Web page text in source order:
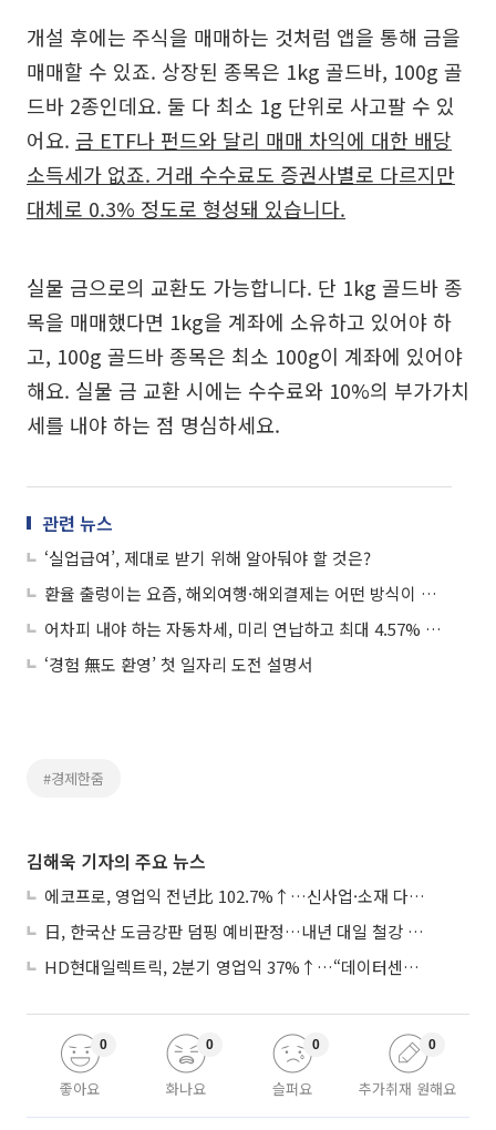
개설 후에는 주식을 매매하는 것처럼 앱을 통해 금을
매매할 수 있죠. 상장된 종목은 1kg 골드바, 100g 골
드바 2종인데요. 둘 다 최소 1g 단위로 사고팔 수 있
어요. 금 ETF나 펀드와 달리 매매 차익에 대한 배당
소득세가 없죠. 거래 수수료도 증권사별로 다르지만
대체로 0.3% 정도로 형성돼 있습니다.
실물 금으로의 교환도 가능합니다. 단 1kg 골드바 종
목을 매매했다면 1kg을 계좌에 소유하고 있어야 하
고, 100g 골드바 종목은 최소 100g이 계좌에 있어야
해요. 실물 금 교환 시에는 수수료와 10%의 부가가치
세를 내야 하는 점 명심하세요.
관련 뉴스
‘실업급여’, 제대로 받기 위해 알아둬야 할 것은?
환율 출렁이는 요즘, 해외여행·해외결제는 어떤 방식이 좋을까?
어차피 내야 하는 자동차세, 미리 연납하고 최대 4.57% 할인받자
‘경험 無도 환영’ 첫 일자리 도전 설명서
#경제한줌
김해욱 기자의 주요 뉴스
에코프로, 영업익 전년比 102.7%↑…신사업·소재 다각화 박차
日, 한국산 도금강판 덤핑 예비판정…내년 대일 철강 수출 ‘빨간불’
HD현대일렉트릭, 2분기 영업익 37%↑…“데이터센터 사업, 새로운 성장 축”
좋아요
0
화나요
0
슬퍼요
0
추가취재 원해요
0